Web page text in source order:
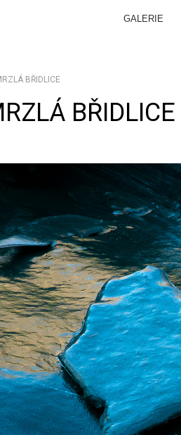
GALERIE
BŘIDLICE
BŘIDLICE